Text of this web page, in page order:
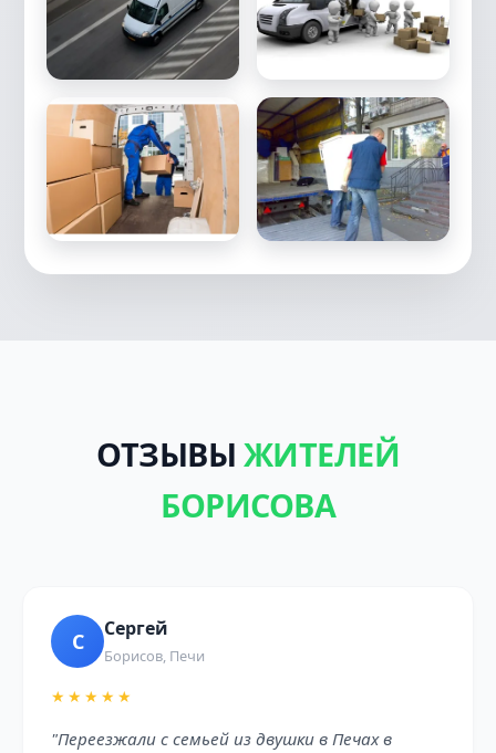
ОТЗЫВЫ ЖИТЕЛЕЙ
БОРИСОВА
С Сергей
Борисов, Печи
★★★★★
"Переезжали с семьей из двушки в Печах в